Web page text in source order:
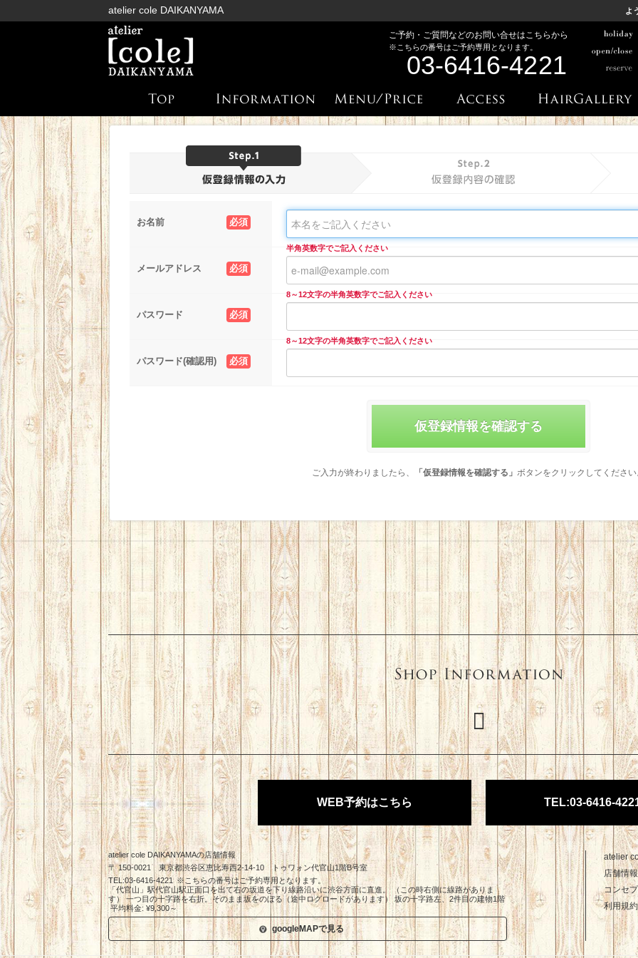
atelier cole DAIKANYAMA
ご予約・ご質問などのお問い合せはこちらから
03-6416-4221
よ
お名前 必須
メールアドレス 必須
半角英数字でご記入ください
パスワード 必須
8～12文字の半角英数字でご記入ください
パスワード(確認用) 必須
8～12文字の半角英数字でご記入ください
仮登録情報を確認する
ご入力が終わりましたら、 「仮登録情報を確認する」 ボタンをクリックしてくださ
WEB予約はこちら TEL:03-6416-
atelier cole DAIKANYAMAの店舗情報
〒150-0021 東京都渋谷区恵比寿西2-14-10 トゥワォン代官山1階B号室
TEL:03-6416-4221
「代官山」駅代官山駅正面口を出て右の坂道を下り線路沿いに渋谷方面に直進。 （この時右側に線路がありま
す） 一つ目の十字路を右折。そのまま坂をのぼる（途中ログロードがあります） 坂の十字路左、2件目の建物1階
平均料金: ¥9,300～
googleMAPで見る
atelier
店舗情報
コンセ
利用規約